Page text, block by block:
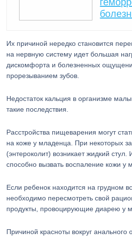
Их причиной нередко становится
на нервную систему идет большая
дискомфорта и болезненных
прорезыванием зубов.
Недостаток кальция в организме
такие последствия.
Расстройства пищеварения могут
на коже у младенца. При некоторых
(энтероколит) возникает жидкий
способно вызвать воспаление кожи у
Если ребенок находится на грудном
необходимо пересмотреть свой
продукты, провоцирующие диарею у
Причиной красноты вокруг анального